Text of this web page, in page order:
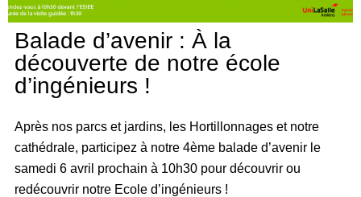
Balade d’avenir : À la
découverte de notre école
d’ingénieurs !
Après nos parcs et jardins, les Hortillonnages et notre
cathédrale, participez à notre 4ème balade d’avenir le
samedi 6 avril prochain à 10h30 pour découvrir ou
redécouvrir notre Ecole d’ingénieurs !